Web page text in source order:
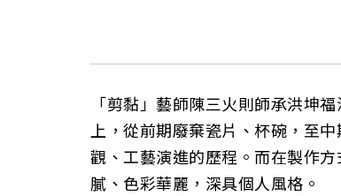
「剪黏」藝師陳三火則師承洪坤
上，從前期廢棄瓷片、杯碗，至
觀、工藝演進的歷程。而在製作
膩、色彩華麗，深具個人風格。